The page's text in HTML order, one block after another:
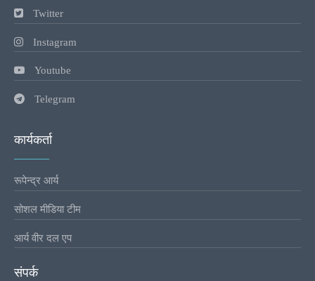
Twitter
Instagram
Youtube
Telegram
कार्यकर्ता
रूपेन्द्र आर्य
सोशल मीडिया टीम
आर्य वीर दल एप
संपर्क